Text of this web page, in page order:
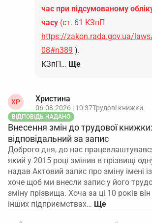
час при підсумованому
часу (ст. 61 КЗпП
https://zakon.rada.gov.ua/
08#n389 ).
КЗпП… Ще
ХР Христина
06.08.2026 | 10:37Трудові книжки
ВІДПОВІДЬ НАДАНО
Внесення змін до трудової
відповідальний за запис
Доброго дня, до нас
який у 2015 році змінив в прізвищі
надав Актовий запис про зміну імені із
хоче щоб ми внесли запис у його
зміну прізвища. Хоча за ці 10 років
інших підприємствах…